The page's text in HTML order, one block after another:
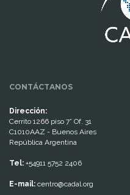
CONTÁCTANOS
Dirección:
Cerrito 1266 piso 7° Of. 31
C1010AAZ - Buenos Aires
República Argentina
Tel: +54911 5752 2406
E-mail: centro@cadal.org